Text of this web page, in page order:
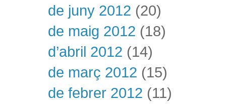
de juny 2012 (20)
de maig 2012 (18)
d’abril 2012 (14)
de març 2012 (15)
de febrer 2012 (11)